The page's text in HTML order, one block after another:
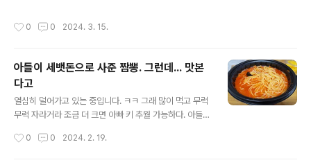
진정한 국민이시기를 바라봅니다.
쏠게" "아버지 감사합니다.^^" 그렇게 작전에 말려든 아비
너 싫어하는 양파 많이 들어간 짜장면인데." "한번 먹어보
지 뭐" 도착한 간짜장을 비비는 방법을 전수한 아비와 단둘
의 저녁식사 "맛. 어때?" "아버님. 정말 맛있습니다.^^" 이
렇게 우리 부녀의 저녁은 맛있는 간짜장으로 대신했습니
는 아이 아..
0 0 2024. 3. 15.
아들이 세뱃돈으로 사준 짬뽕. 그런데... 맛본
다고
열심히 덜어가고 있는 중입니다. ㅋㅋ 그래 많이 먹고 무럭
무럭 자라거라 조금 더 크면 아빠 키 추월 가능하다. 아들
0 0 2024. 2. 19.